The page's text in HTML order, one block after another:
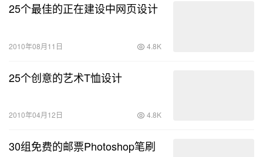
25个最佳的正在建设中网页设计
2010年08月11日 4.8K
25个创意的艺术T恤设计
2010年04月12日 4.8K
30组免费的邮票Photoshop笔刷